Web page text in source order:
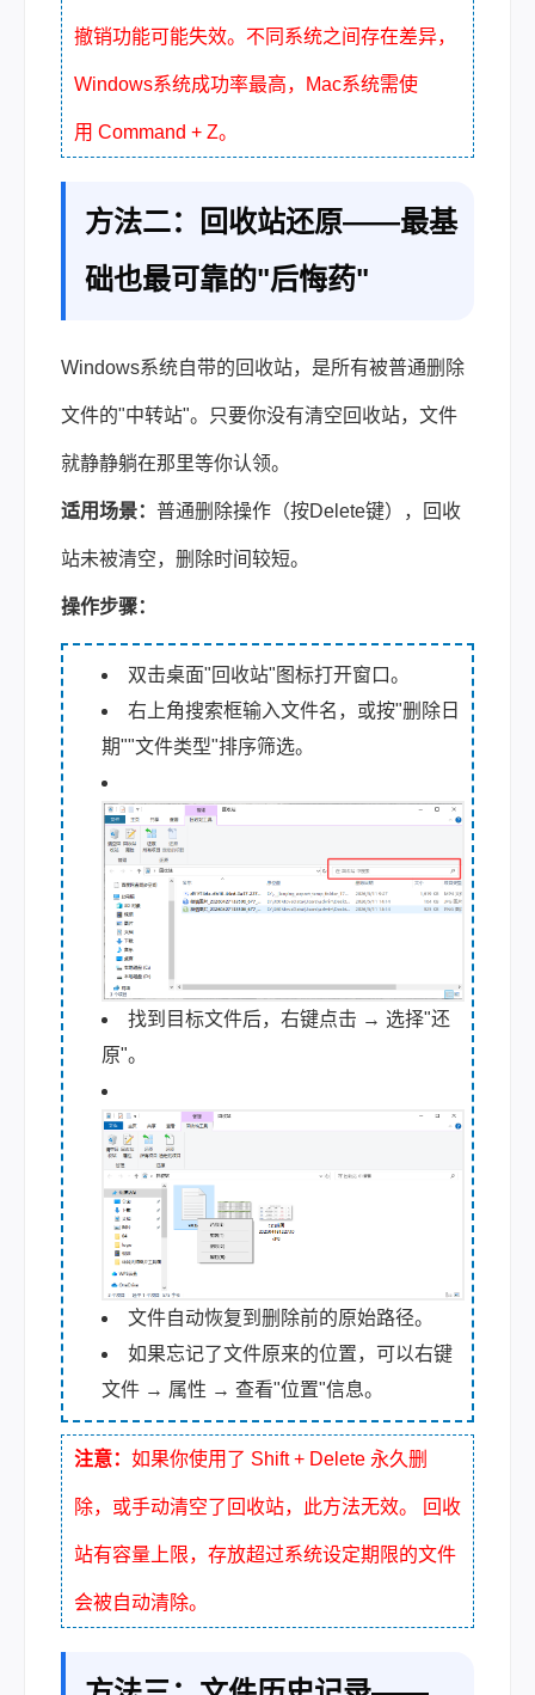
撤销功能可能失效。不同系统之间存在差异，
Windows系统成功率最高，Mac系统需使
用 Command + Z。
方法二：回收站还原——最基
础也最可靠的"后悔药"
Windows系统自带的回收站，是所有被普通删除
文件的"中转站"。只要你没有清空回收站，文件
就静静躺在那里等你认领。
适用场景： 普通删除操作（按Delete键），回收
站未被清空，删除时间较短。
操作步骤：
双击桌面"回收站"图标打开窗口。
右上角搜索框输入文件名，或按"删除日
期""文件类型"排序筛选。
找到目标文件后，右键点击 → 选择"还
原"。
文件自动恢复到删除前的原始路径。
如果忘记了文件原来的位置，可以右键
文件 → 属性 → 查看"位置"信息。
注意： 如果你使用了 Shift + Delete 永久删
除，或手动清空了回收站，此方法无效。 回收
站有容量上限，存放超过系统设定期限的文件
会被自动清除。